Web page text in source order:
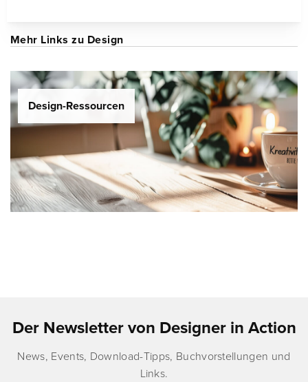
Mehr Links zu Design
Design-Ressourcen
Der Newsletter von Designer in Action
News, Events, Download-Tipps, Buchvorstellungen und
Links.